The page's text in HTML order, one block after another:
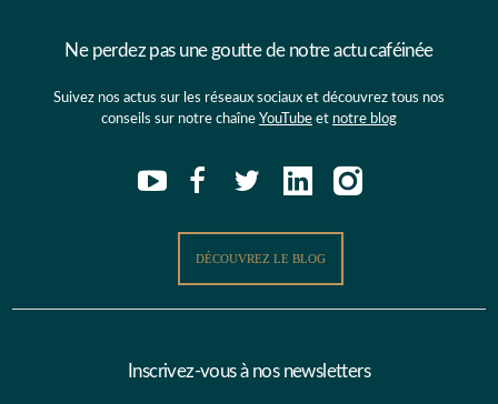
Ne perdez pas une goutte de notre actu caféinée
Suivez nos actus sur les réseaux sociaux et découvrez tous nos
conseils sur notre chaîne YouTube et notre blog
DÉCOUVREZ LE BLOG
Inscrivez-vous à nos newsletters